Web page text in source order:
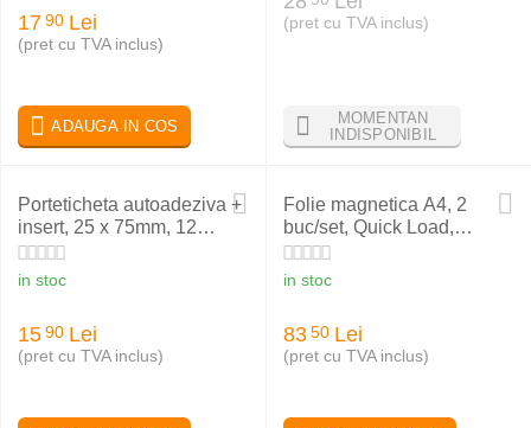
17 90 Lei
(pret cu TVA inclus)
ADAUGA IN COS
(pret cu TVA inclus)
MOMENTAN
INDISPONIBIL
Porteticheta autoadeziva +
insert, 25 x 75mm, 12
buc/set, PROBECO
in stoc
15 90 Lei
(pret cu TVA inclus)
Folie magnetica A4, 2
buc/set, Quick Load,
PROBECO
in stoc
83 50 Lei
(pret cu TVA inclus)